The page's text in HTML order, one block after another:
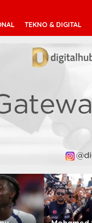
TEKNO & DIGITAL